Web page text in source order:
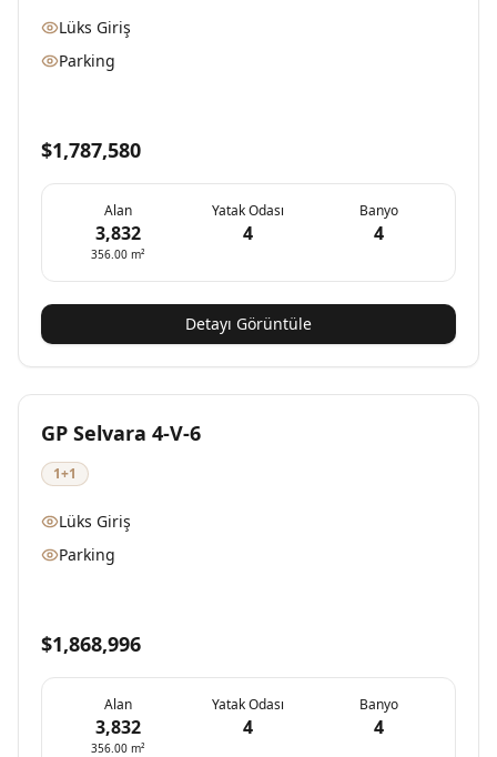
Lüks Giriş
Parking
$1,787,580
Alan
3,832
356.00 m²
Yatak Odası
4
Banyo
4
Detayı Görüntüle
GP Selvara 4-V-6
1+1
Lüks Giriş
Parking
$1,868,996
Alan
3,832
356.00 m²
Yatak Odası
4
Banyo
4